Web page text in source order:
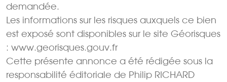
demandée.
Les informations sur les risques auxquels ce bien
est exposé sont disponibles sur le site Géorisques
: www.georisques.gouv.fr
Cette présente annonce a été rédigée sous la
responsabilité éditoriale de Philip RICHARD